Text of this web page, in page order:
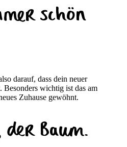
schön
darauf, dass dein neuer
Besonders wichtig ist das am
Zuhause gewöhnt.
der Baum.